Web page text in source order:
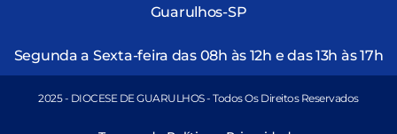
Guarulhos-SP
Segunda a Sexta-feira das 08h às 12h e das 13h às 17h
2025 - DIOCESE DE GUARULHOS - Todos Os Direitos Reservados